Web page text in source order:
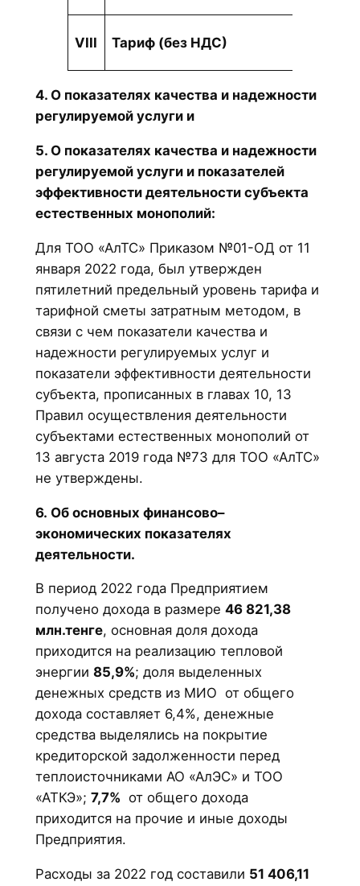
VIII Тариф (без НДС)
4. О показателях качества и надежности
регулируемой услуги и
5. О показателях качества и надежности
регулируемой услуги и показателей
эффективности деятельности субъекта
естественных монополий:
Для ТОО «АлТС» Приказом №01-ОД от 11
января 2022 года, был утвержден
пятилетний предельный уровень тарифа и
тарифной сметы затратным методом, в
связи с чем показатели качества и
надежности регулируемых услуг и
показатели эффективности деятельности
субъекта, прописанных в главах 10, 13
Правил осуществления деятельности
субъектами естественных монополий от
13 августа 2019 года №73 для ТОО «АлТС»
не утверждены.
6. Об основных финансово–
экономических показателях
деятельности.
В период 2022 года Предприятием
получено дохода в размере 46 821,38
млн.тенге, основная доля дохода
приходится на реализацию тепловой
энергии 85,9%; доля выделенных
денежных средств из МИО от общего
дохода составляет 6,4%, денежные
средства выделялись на покрытие
кредиторской задолженности перед
теплоисточниками АО «АлЭС» и ТОО
«АТКЭ»; 7,7% от общего дохода
приходится на прочие и иные доходы
Предприятия.
Расходы за 2022 год составили 51 406,11